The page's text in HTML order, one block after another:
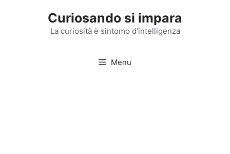
Curiosando si impara
La curiosità è sintomo d'intelligenza
Menu